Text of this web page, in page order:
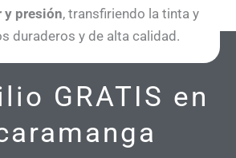
y presión, transfiriendo la tinta y
duraderos y de alta calidad.
GRATIS en